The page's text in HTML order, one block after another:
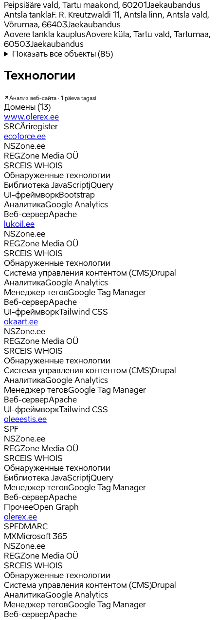
Peipsiääre vald, Tartu maakond, 60201Jaekaubandus
Antsla tanklaF. R. Kreutzwaldi 11, Antsla linn, Antsla vald,
Võrumaa, 66403Jaekaubandus
Aovere tankla kauplusAovere küla, Tartu vald, Tartumaa,
60503Jaekaubandus
Показать все объекты(85)
Технологии
Анализ веб-сайта · 1 päeva tagasi
Домены (13)
www.olerex.ee
SRCÄriregister
ecoforce.ee
NSZone.ee
REGZone Media OÜ
SRCEIS WHOIS
Обнаруженные технологии
Библиотека JavaScriptjQuery
UI-фреймворкBootstrap
АналитикаGoogle Analytics
Веб-серверApache
lukoil.ee
NSZone.ee
REGZone Media OÜ
SRCEIS WHOIS
Обнаруженные технологии
Система управления контентом (CMS)Drupal
АналитикаGoogle Analytics
Менеджер теговGoogle Tag Manager
Веб-серверApache
UI-фреймворкTailwind CSS
okaart.ee
NSZone.ee
REGZone Media OÜ
SRCEIS WHOIS
Обнаруженные технологии
Система управления контентом (CMS)Drupal
АналитикаGoogle Analytics
Менеджер теговGoogle Tag Manager
Веб-серверApache
UI-фреймворкTailwind CSS
oleeestis.ee
SPF
NSZone.ee
REGZone Media OÜ
SRCEIS WHOIS
Обнаруженные технологии
Библиотека JavaScriptjQuery
Менеджер теговGoogle Tag Manager
Веб-серверApache
ПрочееOpen Graph
olerex.ee
SPFDMARC
MXMicrosoft 365
NSZone.ee
REGZone Media OÜ
SRCEIS WHOIS
Обнаруженные технологии
Система управления контентом (CMS)Drupal
АналитикаGoogle Analytics
Менеджер теговGoogle Tag Manager
Веб-серверApache